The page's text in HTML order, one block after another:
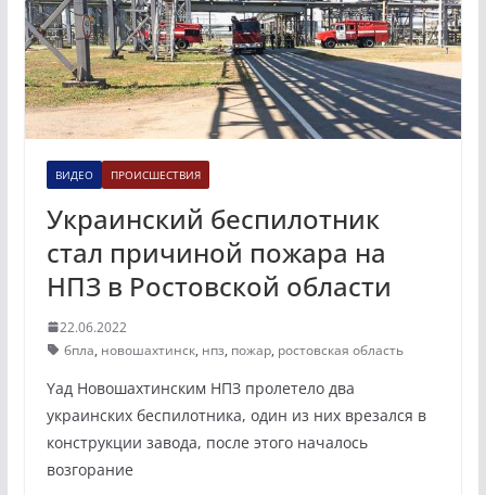
ВИДЕО ПРОИСШЕСТВИЯ
Украинский беспилотник
стал причиной пожара на
НПЗ в Ростовской области
22.06.2022
бпла, новошахтинск, нпз, пожар, ростовская область
Yад Новошахтинским НПЗ пролетело два
украинских беспилотника, один из них врезался в
конструкции завода, после этого началось
возгорание